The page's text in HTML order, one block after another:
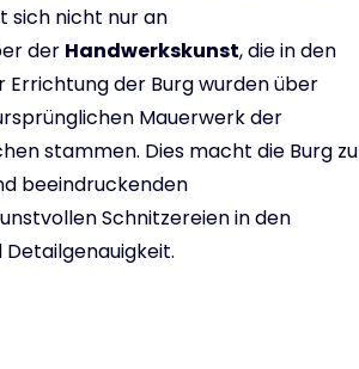
sich nicht nur an
der Handwerkskunst, die in den
Errichtung der Burg wurden über
Mauerwerk der
stammen. Dies macht die Burg zu
beeindruckenden
Schnitzereien in den